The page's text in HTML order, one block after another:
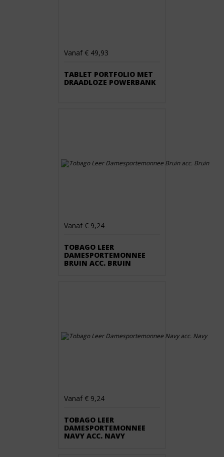
Vanaf € 49,93
TABLET PORTFOLIO MET
DRAADLOZE POWERBANK
Vanaf € 9,24
TOBAGO LEER
DAMESPORTEMONNEE
BRUIN ACC. BRUIN
Vanaf € 9,24
TOBAGO LEER
DAMESPORTEMONNEE
NAVY ACC. NAVY